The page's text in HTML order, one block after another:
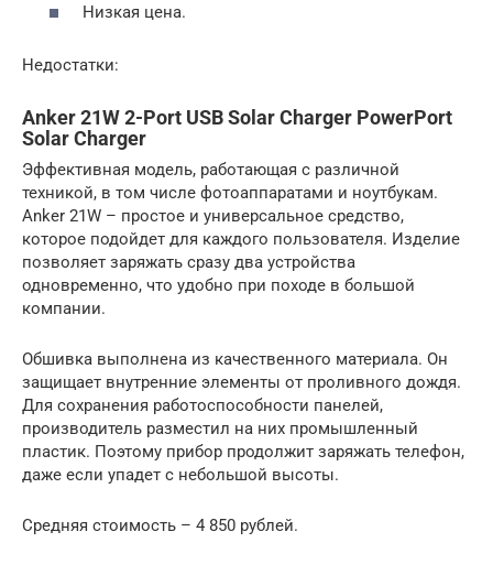
Низкая цена.
Недостатки:
Anker 21W 2-Port USB Solar Charger PowerPort
Solar Charger
Эффективная модель, работающая с различной
техникой, в том числе фотоаппаратами и ноутбукам.
Anker 21W – простое и универсальное средство,
которое подойдет для каждого пользователя. Изделие
позволяет заряжать сразу два устройства
одновременно, что удобно при походе в большой
компании.
Обшивка выполнена из качественного материала. Он
защищает внутренние элементы от проливного дождя.
Для сохранения работоспособности панелей,
производитель разместил на них промышленный
пластик. Поэтому прибор продолжит заряжать телефон,
даже если упадет с небольшой высоты.
Средняя стоимость – 4 850 рублей.